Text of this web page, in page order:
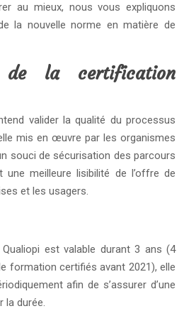
au mieux, nous vous expliquons
la nouvelle norme en matière de
la certification
valider la qualité du processus
mis en œuvre par les organismes
souci de sécurisation des parcours
meilleure lisibilité de l’offre de
et les usagers.
est valable durant 3 ans (4
formation certifiés avant 2021), elle
afin de s’assurer d’une
la durée.